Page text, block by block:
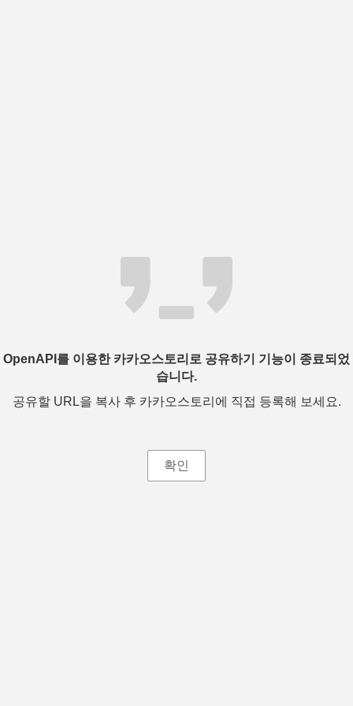
OpenAPI를 이용한 카카오스토리로 공유하기 기능이 종료되었
습니다.
공유할 URL을 복사 후 카카오스토리에 직접 등록해 보세요.
확인